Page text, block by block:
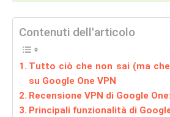
Contenuti dell'articolo
Tutto ciò che non sai (ma
su Google One VPN
Recensione VPN di Google
Principali funzionalità di